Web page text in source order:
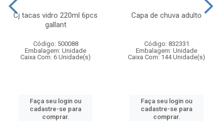
Cj tacas vidro 220ml 6pcs
gallant
Código: 500088
Embalagem: Unidade
Caixa Com: 6 Unidade(s)
Faça seu login ou
cadastre-se para
comprar.
Capa de chuva adulto
Código: 832331
Embalagem: Unidade
Caixa Com: 144 Unidade(s)
Faça seu login ou
cadastre-se para
comprar.